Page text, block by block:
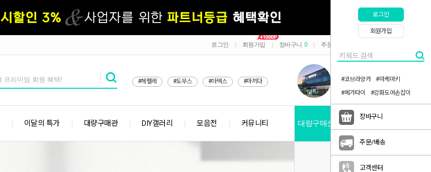
로그인 회원가입 장바구니 0 주문/배송
#헤펠레 #도무스 #아덱스 #마끼다
이달의 특가 대량구매관 DIY갤러리 모음전 커뮤니티 대량구매신청
로그인
회원가입
#코브라앙카
#마케마키
#메가타이
#강화도어손잡이
장바구니
주문/배송
고객센터